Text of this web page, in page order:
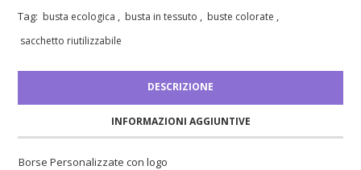
Tag: busta ecologica , busta in tessuto , buste colorate ,
sacchetto riutilizzabile
DESCRIZIONE
INFORMAZIONI AGGIUNTIVE
Borse Personalizzate con logo